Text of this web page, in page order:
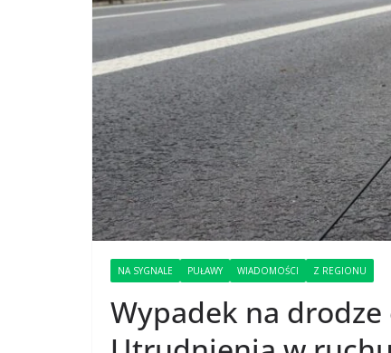
NA SYGNALE PUŁAWY WIADOMOŚCI Z REGIONU
Wypadek na drodze